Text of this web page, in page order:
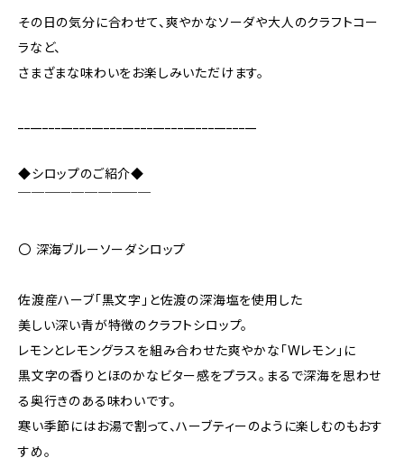
その日の気分に合わせて、爽やかなソーダや大人のクラフトコー
ラなど、
さまざまな味わいをお楽しみいただけます。
◆シロップのご紹介◆
〇 深海ブルーソーダシロップ
佐渡産ハーブ「黒文字」と佐渡の深海塩を使用した
美しい深い青が特徴のクラフトシロップ。
レモンとレモングラスを組み合わせた爽やかな「Wレモン」に
黒文字の香りとほのかなビター感をプラス。まるで深海を思わせ
る奥行きのある味わいです。
寒い季節にはお湯で割って、ハーブティーのように楽しむのもおす
すめ。